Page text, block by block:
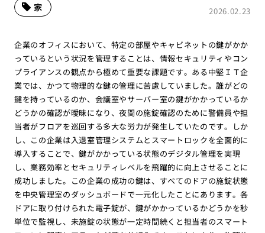
2026.02.23
家
企業のオフィスにおいて、特定の部屋やキャビネットの鍵がかか
っているという状況を管理することは、情報セキュリティやコン
プライアンスの観点から極めて重要な課題です。ある中堅ＩＴ企
業では、かつて物理的な鍵の管理に苦慮していました。誰がどの
鍵を持っているのか、会議室やサーバー室の鍵がかかっているか
どうかの確認が曖昧になり、夜間の施錠確認のために警備員や担
当者がフロアを巡回する多大な労力が発生していたのです。しか
し、この企業は入退室管理システムとスマートロックを全面的に
導入することで、鍵がかかっている状態のデジタル管理を実現
し、業務効率とセキュリティレベルを飛躍的に向上させることに
成功しました。この企業の成功の鍵は、すべてのドアの施錠状態
を中央管理室のダッシュボードで一元化したことにあります。各
ドアに取り付けられた電子錠が、鍵がかかっているかどうかを秒
単位で監視し、未施錠の状態が一定時間続くと担当者のスマート